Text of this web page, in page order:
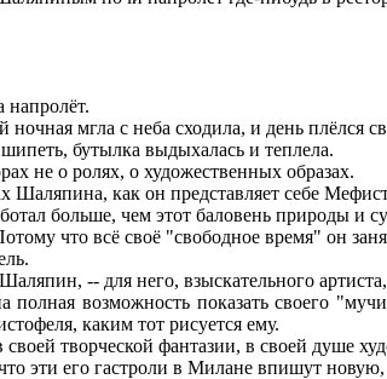
напролёт.
мгла с неба сходила, и день плёлся
бутылка выдыхалась и теплела.
не о ролях, о художественных образах.
Шаляпина, как он представляет себе
больше, чем этот баловень природы и
что всё своё "свободное время" он
-- для него, взыскательного
возможность показать своего
каким тот рисуется ему.
творческой фантазии, в своей душе
эти его гастроли в Милане впишут